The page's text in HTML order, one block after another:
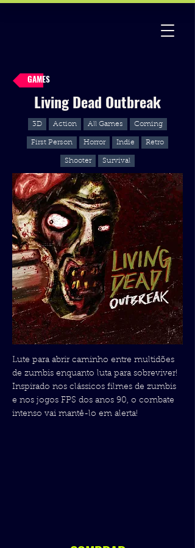
GAMES
Living Dead Outbreak
3D Action All Games Coming
First Person Horror Indie Retro
Shooter Survival
Lute para abrir caminho entre multidões
de zumbis enquanto luta para sobreviver!
Inspirado nos clássicos filmes de zumbis
e nos jogos FPS dos anos 90, o combate
intenso vai mantê-lo em alerta!